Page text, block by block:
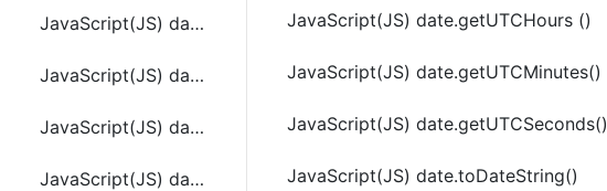
JavaScript(JS) date.setUTCMinutes(minutesValue[, secondsValue[, msValue]])
JavaScript(JS) date.setUTCMonth ( monthvalue )
JavaScript(JS) date.setUTCSeconds(secondsValue[, msValue])
JavaScript(JS) date.setYear(yearValue)
JavaScript(JS) date.getUTCHours ()
JavaScript(JS) date.getUTCMinutes()
JavaScript(JS) date.getUTCSeconds()
JavaScript(JS) date.toDateString()